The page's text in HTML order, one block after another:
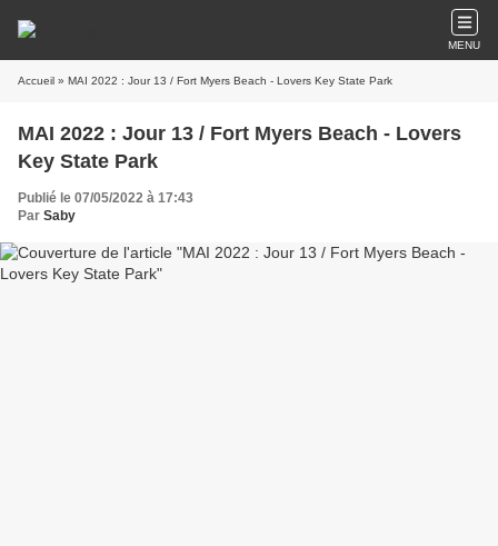
MENU
Accueil » MAI 2022 : Jour 13 / Fort Myers Beach - Lovers Key State Park
MAI 2022 : Jour 13 / Fort Myers Beach - Lovers
Key State Park
Publié le 07/05/2022 à 17:43
Par Saby